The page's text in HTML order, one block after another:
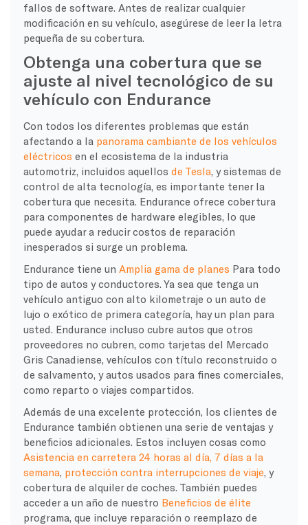
fallos de software. Antes de realizar cualquier
modificación en su vehículo, asegúrese de leer la letra
pequeña de su cobertura.
Obtenga una cobertura que se
ajuste al nivel tecnológico de su
vehículo con Endurance
Con todos los diferentes problemas que están
afectando a la panorama cambiante de los vehículos
eléctricos en el ecosistema de la industria
automotriz, incluidos aquellos de Tesla , y sistemas de
control de alta tecnología, es importante tener la
cobertura que necesita. Endurance ofrece cobertura
para componentes de hardware elegibles, lo que
puede ayudar a reducir costos de reparación
inesperados si surge un problema.
Endurance tiene un Amplia gama de planes Para todo
tipo de autos y conductores. Ya sea que tenga un
vehículo antiguo con alto kilometraje o un auto de
lujo o exótico de primera categoría, hay un plan para
usted. Endurance incluso cubre autos que otros
proveedores no cubren, como tarjetas del Mercado
Gris Canadiense, vehículos con título reconstruido o
de salvamento, y autos usados para fines comerciales,
como reparto o viajes compartidos.
Además de una excelente protección, los clientes de
Endurance también obtienen una serie de ventajas y
beneficios adicionales. Estos incluyen cosas como
Asistencia en carretera 24 horas al día, 7 días a la
semana protección contra interrupciones de viaje , y
cobertura de alquiler de coches. También puedes
acceder a un año de nuestro Beneficios de élite
programa, que incluye reparación o reemplazo de